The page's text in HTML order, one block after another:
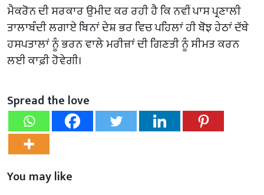
ਮੈਕਰੋਨ ਦੀ ਸਰਕਾਰ ਉਮੀਦ ਕਰ ਰਹੀ ਹੈ ਕਿ ਨਵੀਂ ਪਾਸ ਪ੍ਰਣਾਲੀ
ਤਾਲਾਬੰਦੀ ਲਗਾਏ ਬਿਨਾਂ ਦੇਸ਼ ਭਰ ਵਿਚ ਪਹਿਲਾਂ ਹੀ ਬੋਝ ਹੇਠਾਂ ਦੱਬੇ
ਹਸਪਤਾਲਾਂ ਨੂੰ ਭਰਨ ਵਾਲੇ ਮਰੀਜ਼ਾਂ ਦੀ ਗਿਣਤੀ ਨੂੰ ਸੀਮਤ ਕਰਨ
ਲਈ ਕਾਫ਼ੀ ਹੋਵੇਗੀ।
Spread the love
You may like